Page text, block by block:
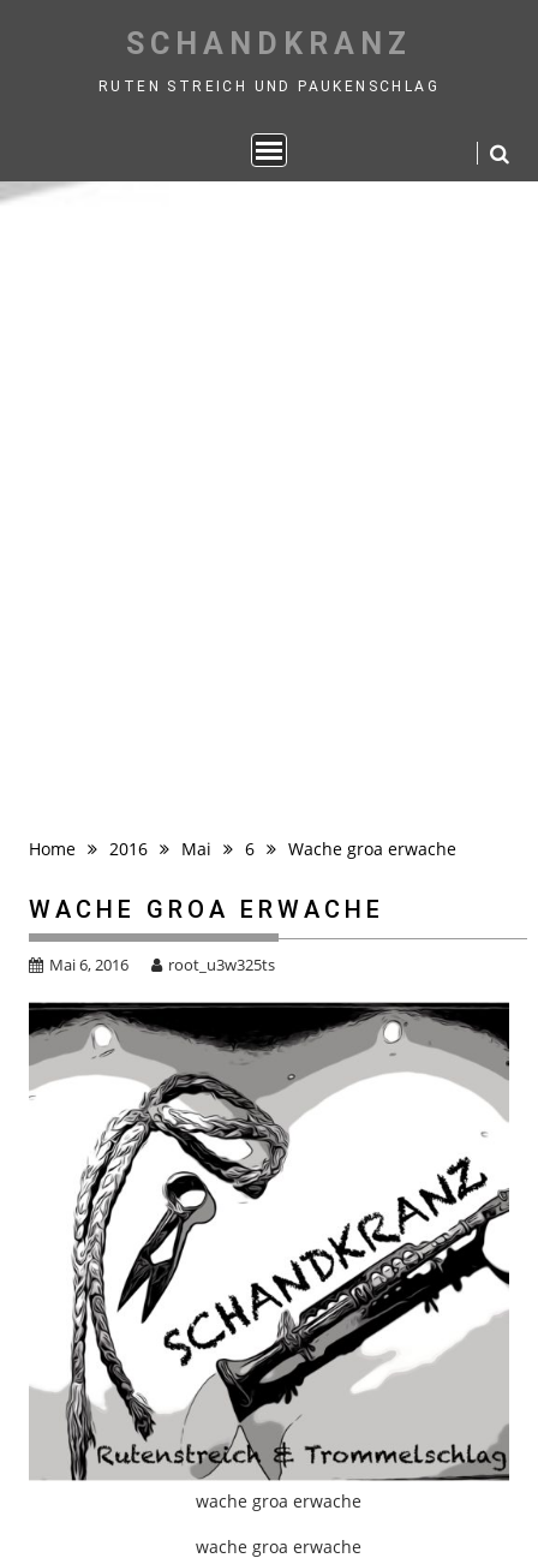
to
SCHANDKRANZ
RUTEN STREICH UND PAUKENSCHLAG
Home 2016 Mai 6 Wache groa erwache
WACHE GROA ERWACHE
Mai 6, 2016 root_u3w325ts
wache groa erwache
wache groa erwache